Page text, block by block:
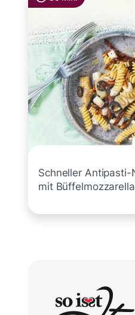
Schneller Antipasti-
mit Büffelmozzarella